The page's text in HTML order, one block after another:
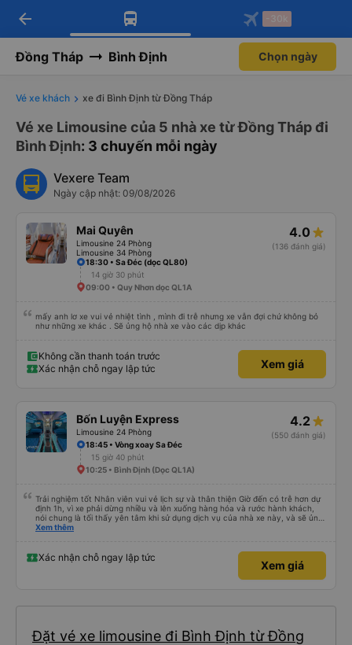
Tải app Vexere ngay!
Nhận ưu đãi thành viên độc
Mở app
Tải app Vexere
-30k/ghế khi đặt vé máy bay qua
Mở app
arrow_back -30k
Đồng Tháp Bình Định Chọn ngày
Vé xe khách xe đi Bình Định từ Đồng Tháp
Vé xe Limousine của 5 nhà xe từ Đồng Tháp đi
Bình Định: 3 chuyến mỗi ngày
Vexere Team
Ngày cập nhật: 09/08/2026
Mai Quyên
Limousine 24 Phòng
Limousine 34 Phòng
4.0
(136 đánh giá)
18:30 • Sa Đéc (dọc QL80)
14 giờ 30 phút
09:00 • Quy Nhơn dọc QL1A
mấy anh lơ xe vui vẻ nhiệt tình , mình đi trễ nhưng xe vẫn đợi chứ không bỏ
như những xe khác . Sẽ ủng hộ nhà xe vào các dịp khác
Không cần thanh toán trước
Xác nhận chỗ ngay lập tức
Xem giá
Bốn Luyện Express
Limousine 24 Phòng
4.2
(550 đánh giá)
18:45 • Vòng xoay Sa Đéc
15 giờ 40 phút
10:25 • Bình Định (Dọc QL1A)
Trải nghiệm tốt Nhân viên vui vẻ lịch sự và thân thiện Giờ đến có trễ hơn dự
định 1h, vì xe phải dừng nhiều và lên xuống hàng hóa và rước hành khách,
nói chung là tối thấy yên tâm khi sử dụng dịch vụ của nhà xe này, và sẽ ủng
hộ và giới thiệu cho người thân sử dụng dịch vụ của nhà xe này
Xem thêm
Xác nhận chỗ ngay lập tức
Xem giá
Đặt vé xe limousine đi Bình Định từ Đồng